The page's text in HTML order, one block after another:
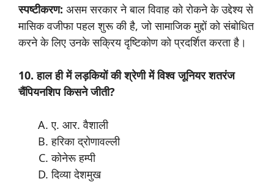
स्पष्टीकरण: असम सरकार ने बाल विवाह को रोकने के उद्देश्य से
मासिक वजीफा पहल शुरू की है, जो सामाजिक मुद्दों को संबोधित
करने के लिए उनके सक्रिय दृष्टिकोण को प्रदर्शित करता है।
10. हाल ही में लड़कियों की श्रेणी में विश्व जूनियर शतरंज
चैंपियनशिप किसने जीती?
ए. आर. वैशाली
हरिका द्रोणावल्ली
कोनेरू हम्पी
दिव्या देशमुख